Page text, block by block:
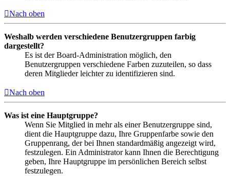
Nach oben
Weshalb werden verschiedene Benutzergruppen farbig
dargestellt?
Es ist der Board-Administration möglich, den
Benutzergruppen verschiedene Farben zuzuteilen, so dass
deren Mitglieder leichter zu identifizieren sind.
Nach oben
Was ist eine Hauptgruppe?
Wenn Sie Mitglied in mehr als einer Benutzergruppe sind,
dient die Hauptgruppe dazu, Ihre Gruppenfarbe sowie den
Gruppenrang, der bei Ihnen standardmäßig angezeigt wird,
festzulegen. Ein Administrator kann Ihnen die Berechtigung
geben, Ihre Hauptgruppe im persönlichen Bereich selbst
festzulegen.